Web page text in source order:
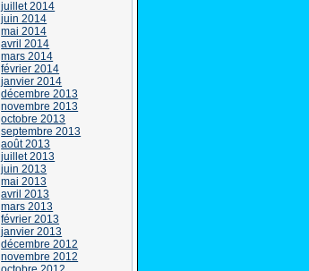
juillet 2014
juin 2014
mai 2014
avril 2014
mars 2014
février 2014
janvier 2014
décembre 2013
novembre 2013
octobre 2013
septembre 2013
août 2013
juillet 2013
juin 2013
mai 2013
avril 2013
mars 2013
février 2013
janvier 2013
décembre 2012
novembre 2012